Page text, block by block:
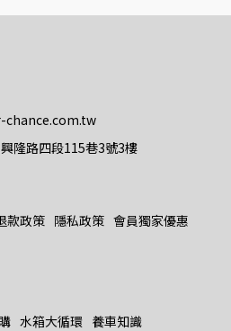
chance.com.tw
隆路四段115巷3號3樓
款政策 隱私政策 會員獨家優惠
水箱大循環 養車知識